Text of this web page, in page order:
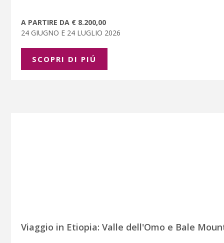
A PARTIRE DA € 8.200,00
24 GIUGNO E 24 LUGLIO 2026
SCOPRI DI PIÚ
Viaggio in Etiopia: Valle dell'Omo e Bale